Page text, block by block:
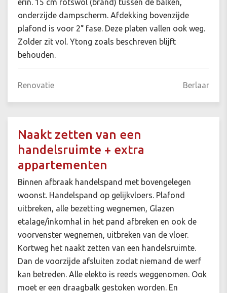
erin. 15 cm rotswol (brand) tussen de balken,
onderzijde dampscherm. Afdekking bovenzijde
plafond is voor 2° fase. Deze platen vallen ook weg.
Zolder zit vol. Ytong zoals beschreven blijft
behouden.
Renovatie Berlaar
Naakt zetten van een
handelsruimte + extra
appartementen
Binnen afbraak handelspand met bovengelegen
woonst. Handelspand op gelijkvloers. Plafond
uitbreken, alle bezetting wegnemen, Glazen
etalage/inkomhal in het pand afbreken en ook de
voorvenster wegnemen, uitbreken van de vloer.
Kortweg het naakt zetten van een handelsruimte.
Dan de voorzijde afsluiten zodat niemand de werf
kan betreden. Alle elekto is reeds weggenomen. Ook
moet er een draagbalk gestoken worden. En